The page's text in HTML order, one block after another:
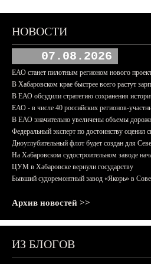
НОВОСТИ
07.08.2026
ЕАО станет пилотным регионом нового
В Хабаровском крае быстрее всего растут
В ЕАО обсудили стратегию сохранения
ЕАО - в числе 40 российских регионов-
В ЕАО значительно увеличены объемы
Федеральный эксперт по достоинству оценил
Дноуглубительный флот будет создан для
На Хабаровском судостроительном заводе
ЦУМ в Хабаровске вернули государству
Бывший судоремонтный завод «Якорь» в
Архив новостей >>
ИЗ БЛОГОВ